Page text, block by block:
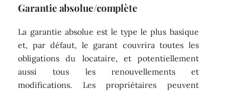
Garantie absolue/complète
La garantie absolue est le type le plus basique
et, par défaut, le garant couvrira toutes les
obligations du locataire, et potentiellement
aussi tous les renouvellements et
modifications. Les propriétaires peuvent